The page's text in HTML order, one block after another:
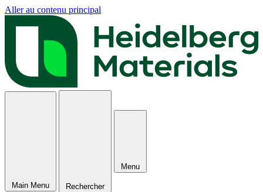
Aller au contenu principal
Main Menu Rechercher
Menu